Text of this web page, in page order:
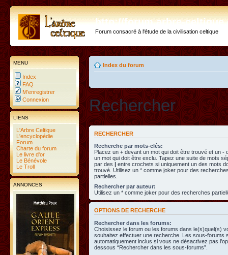
http://forum.arbre-
Forum consacré à l'étude de la civilisation celtique
MENU
Index
FAQ
M’enregistrer
Connexion
LIENS
L'Arbre Celtique
L'encyclopédie
Forum
Charte du forum
Le livre d'or
Le Bénévole
Le Troll
ANNONCES
Index du forum
Rechercher
RECHERCHER
Recherche par mots-clés:
Placez un + devant un mot qui doit être trouvé et un -
un mot qui doit être exclu. Tapez une suite de mots
par des | entre crochets si uniquement un des mots
trouvé. Utilisez un * comme joker pour des
partielles.
Rechercher par auteur:
Utilisez un * comme joker pour des recherches
OPTIONS DE RECHERCHE
Rechercher dans les forums:
Choisissez le forum ou les forums dans le(s)quel(s)
souhaitez effectuer une recherche. Les sous-forums
automatiquement inclus si vous ne désactivez pas
dessous “Rechercher dans les sous-forums”.